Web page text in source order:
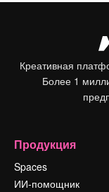
Креативная
Более 1
Продукция
Spaces
ИИ-помощник